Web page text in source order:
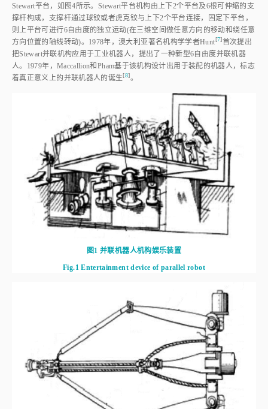
Stewart平台，如 图4所示。Stewart平台机构由上下2个平台及6根可伸缩的支
撑杆构成，支撑杆通过球铰或者虎克铰与上下2个平台连接，固定下平台，
则上平台可进行6自由度的独立运动(在三维空间做任意方向的移动和绕任意
方向位置的轴线转动)。1978年，澳大利亚著名机构学学者Hunt[7]首次提出
把Stewart并联机构应用于工业机器人，提出了一种新型6自由度并联机器
人。1979年，Maccallion和Pham基于该机构设计出用于装配的机器人，标志
着真正意义上的并联机器人的诞生[8]。
图1 并联机器人机构娱乐装置
Fig.1 Entertainment device of parallel robot